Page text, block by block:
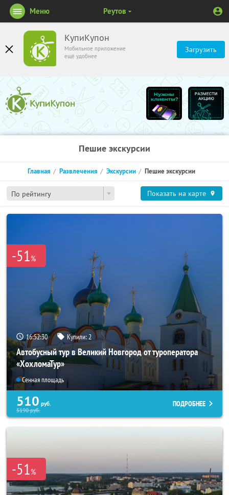
КупиКупон
Мобильное приложение
ещё удобнее
Загрузить
Меню Реутов
Пешие экскурсии
По рейтингу
Главная Развлечения Экскурсии Пешие экскурсии
Показать на карте
-51%
16:52:29 Купили: 2
Автобусный тур в Великий Новгород от туроператора
«ХохломаТур»
Сенная площадь
510 руб.
5190руб.
ПОДРОБНЕЕ
-51%